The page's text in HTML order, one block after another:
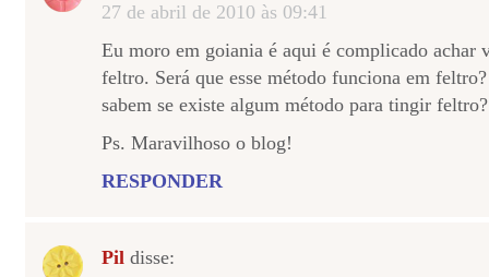
27 de abril de 2010 às 09:41
Eu moro em goiania é aqui é complicado achar
feltro. Será que esse método funciona em
sabem se existe algum método para tingir feltro?
Ps. Maravilhoso o blog!
RESPONDER
Pil disse: